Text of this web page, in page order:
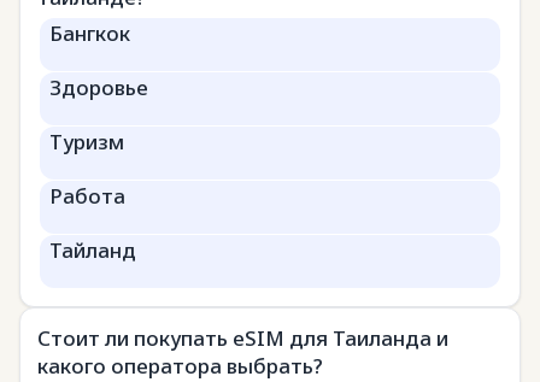
Бангкок
Здоровье
Туризм
Работа
Тайланд
Стоит ли покупать eSIM для Таиланда и
какого оператора выбрать?